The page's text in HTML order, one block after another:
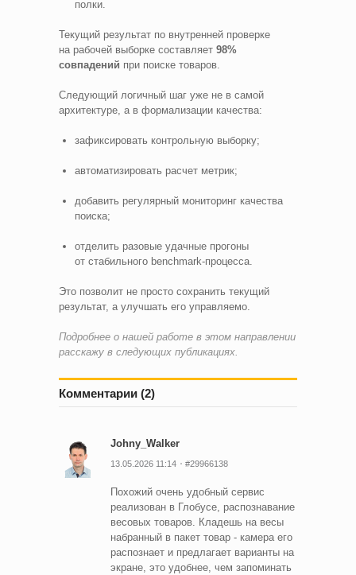
полки.
Текущий результат по внутренней проверке
на рабочей выборке составляет 98%
совпадений при поиске товаров.
Следующий логичный шаг уже не в самой
архитектуре, а в формализации качества:
зафиксировать контрольную выборку;
автоматизировать расчет метрик;
добавить регулярный мониторинг качества
поиска;
отделить разовые удачные прогоны
от стабильного benchmark‑процесса.
Это позволит не просто сохранить текущий
результат, а улучшать его управляемо.
Подробнее о нашей работе в этом направлении
расскажу в следующих публикациях.
Комментарии (2)
Johny_Walker
13.05.2026 11:14 #29966138
Похожий очень удобный сервис
реализован в Глобусе, распознавание
весовых товаров. Кладешь на весы
набранный в пакет товар - камера его
распознает и предлагает варианты на
экране, это удобнее, чем запоминать